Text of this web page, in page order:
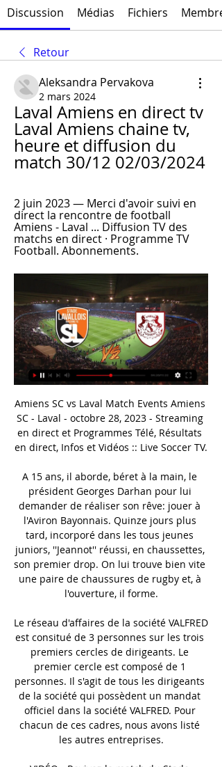
Discussion Médias Fichiers
Retour
Aleksandra Pervakova
2 mars 2024
Laval Amiens en direct tv
Laval Amiens chaine tv,
heure et diffusion du
match 30/12 02/03/2024
2 juin 2023 — Merci d'avoir suivi en
direct la rencontre de football
Amiens - Laval ... Diffusion TV des
matchs en direct · Programme TV
Football. Abonnements.
Amiens SC vs Laval Match Events Amiens SC - Laval - octobre 28, 2023 - Streaming en direct et Programmes Télé, Résultats en direct, Infos et Vidéos :: Live Soccer TV.

A 15 ans, il aborde, béret à la main, le président Georges Darhan pour lui demander de réaliser son rêve: jouer à l'Aviron Bayonnais. Quinze jours plus tard, incorporé dans les tous jeunes juniors, ''Jeannot'' réussi, en chaussettes, son premier drop. On lui trouve bien vite une paire de chaussures de rugby et, à l'ouverture, il forme.

Le réseau d'affaires de la société VALFRED est consitué de 3 personnes sur les trois premiers cercles de dirigeants. Le premier cercle est composé de 1 personnes. Il s'agit de tous les dirigeants de la société qui possèdent un mandat officiel dans la société VALFRED. Pour chacun de ces cadres, nous avons listé les autres entreprises.

VIDÉO - Revivez le match du Stade Lavallois contre Amiens VIDÉO - Revivez le match du Stade Lavallois contre Amiens dans les conditions du direct. Laval. De. Gildas Menguy. Samedi 31 décembre 2022 à 6 ...France Bleu · France Bleu Mayenne · 31 déc. 2022

Assuré du titre de champion de Pro D2, décroché l’an dernier par son voisin du Lyon OU, le FC Grenoble va retrouver l’élite du rugby français, après sept ans de purgatoire. Parti du Top 14 en 2004-2005. Les Grenoblois ont quitté l’élite au terme de la saison 2004-2005, la …

Pour regarder Arabie Saoudite U20 Panama U20 en streaming, il vous suffit de suivre le lien ci-dessous. Via celui-ci, nous vous donnons accès à notre page consacré à 100% à la Coupe du Monde U20 2019. Vous pourrez ainsi suivre cette rencontre en live gratuitement et légalement.

Taille-haie électrique très léger et silencieux avec lamier de 45 cm, idéal pour l’entretien des haies et des buissons. Protège-mains pour une vue optimisée sur la haie à tailler, frein de lame mécanique, lame à tranchant unilatéral, serre-câble verrouillable.

FAYAT BÂTIMENT COTE D’AZUR, agence de la Division FAYAT Bâtiment, est implantée à Nice (06) et intervient sur les Alpes-Maritimes. Tél. : 04 92 08 40 40 Email : batca@fayatbatiment.fayat.com FAYAT BÂTIMENT Côte d'Azur Immeuble space B 208 - 212 Boulevard du Mercantour 06204 NICE

Vous consultez actuellement la page : Statistique Go Round - Nasarawa United FC Statistiques des matchs de Go Round et Nasarawa United FC: afin de vous aider à parier nous affichons les derniers scores et les stats entre Go Round et Nasarawa United FC. Les cotes du match Go Round - Nasarawa United FC sont aussi disponibles selon le contexte.

Résultat Quevilly-Rouen Stade Lavallois en direct : retrouvez les statistiques de Quevilly-Rouen Stade Lavallois, match du 17 May 2019 et suivez le score en live !

Olympique Lyonnais & Zenit izle Olympique Lyonnais & Zenit karşılaşmasını naklen ve hd kalitede canlimaclarizle.com sitesinden izleyin. Olympique Lyonnais & Zenit karşılaşması maç saatinde sitemizden izlenebilir.

SalutBonjour.ca, votre rendez-vous quotidien pour découvrir des sujets liés au style de vie : Mode, Beauté, Maison, Passions, Mieux-être et Recettes. Retrouvez également toutes les …

L'article intitulé: Finale Division 1 de handball féminin : Metz vise le doublé, Brest tente le "come-back" parfait est apparu , sur le journal en ligne France3 où chaque jour vous pouvez trouver les dernières nouvelles de la zone géographique relative à Bretagne.

Résultats des matchs en direct de l'équipe de football Dragon de Yaounde, scores, buts, calendrier Dragon de Yaounde résultats et calendrier Accueil En Cours Résultats Mes Matchs Equipes Compétitions

Live Laval - Amiens la 27e journée de Ligue 2 BKT 2023 Ce match aura lieu le samedi 2 mars 2024 à 19:00. Retrouvez les stats, les compositions, les buts et les buteurs pour suivre le score en direct. N'hésitez pas à ...

Voir l’article pour en savoir plus.. Référence Buro est un fournisseur de sièges ergonomiques afin d'apporter des solutions professionnelles pour prévenir des problèmes de santé en entreprise.

Football, France: résultats en direct de Amiens Laval – Amiens SC : Olivier Frapolli privé de sept joueurs ! 29.02.2024 09 vidéo ou d'un article à votre attention). Afficher les illustrations. Liste des ...

La saison de clubs s’achève samedi avec les finales de la Ligue des champions féminine et masculine à Berlin. Chez les hommes, la finale est un remake de celle de 2018 entre les Italiens de Lube Civitanova et les Russes du Zénith Kazan, quadruples tenants du titre, emmenés par un Earvin Ngapeth qui rêve d’un premier sacre européen.

Moderne kamer met privéterras & privébadkamer op de 2de verdieping. 1 extra kamer mogelijk vanaf 3 personen. Indien u met 2 personen komt en u elk een aparte kamer wenst, dient u voor 3 personen te reserveren. Openbaar vervoer vlakbij. Gratis parking in onze straat of op de parking van het Cultureel Centrum om de hoek.

Borne de Caf de l'Aveyron: elle vous permet de consulter le catalogue des prestations, d’imprimer les formulaires, d’effectuer une simulation logement, d’effectuer la saisie d'une demande d'allocation logement étudiant, d’obtenir une attestation de paiement, d’accéder à votre dossier. .

Suivez le match Azerbaïdjan U-21-Géorgie U-21 en direct 10/09/2019. Ne ratez pas ce match de Euro U21 en direct, sinon, suivez les résultats, score buts après match Azerbaïdjan U-21-Géorgie U-21.

Vous consultez actuellement la page : MSV Duisbourg - Greuther Fürth Suivez le match MSV Duisbourg - Greuther Fürth en direct (résumé, score et buts). Le résultat de ce match de coupe (foot allemand) entre MSV Duisbourg et SpVgg Greuther Fürth (Spielvereinigung Greuther Fürth) est à suivre en live à …

SPORTING DU PAYS DE CHARLEROI vs. KRC. GENK Stade Pays de Charleroi Bld. Zoé Drion,19, 6000 Charleroi dinsdag, 17 september - 21:00. Red. ROYAL EXCEL MOUSCRON. KRC. GENK vs. ROYAL EXCEL MOUSCRON Luminus Arena Stadionplein 4, 3600 Genk.

16es de finale : AS Saint-Etienne – Dijon FCO (3-6) : le résumé, Coupe de France I FFF 2019 32 675 vues FFF - 24 janvier 2019 - Football Coupe de France

Connectez le fil rouge à votre cosse + à l'aide des vis et écrous fournis en n'oubliant pas de mettre la gaine thermo-rétractable. Rétracter la gaine à l'aide d'un sèche cheveux ou simplement d'un briquet. Faites de même pour le fil noir à votre cosse -. Branchez le connecteur et la batterie est opérationnelle. Pas besoin de la recharger.

ALLEZ LE FCN - FC Nantes/Stade de Reims. Iff56 En ligne Posté le 11 Aou 2018 à 18h21 . Pilou a dit :. En ligne Posté le 11 Aou 2018 à 19h28 . Prochaine rencontre 18/08/2018 DIJON FCO - FC NANTES. Palois Hors ligne Posté le 11 Aou 2018 à 19h57.

Laval - Amiens SC : Sur quelle chaine, à quelle heure il y a 6 heures — Laval - Amiens SC est retransmis à la télévision sur Prime Video à partir de 19:00. OneFootball Videos. Laval - Amiens SC est à suivre sur le direct Ligue 2 à ...

Championnat - 25 novembre 2017 Laurent Mazure 0 commentaire. Domino’s Ligue 2 – Suivez Le Havre-Lens en direct sur MaLigue2.fr. Ce samedi après-midi, Le Havre (7e, 25 points), reçoit le RC Lens (17e, 14 points) dans le cadre de la 16e journée de Domino’s Ligue 2.

Situé au centre du Vieux Toulouse à « La Cour des Consuls Hôtel & Spa », le charmant restaurant le Cénacle, niché au cœur d’une ancienne demeure familiale du 18ème siècle, offre une cuisine gastronomique d’une grande finesse.

Amiens Laval chaine tv, heure et diffusion du match 28/10 ... direct à la télévision ? Chaine, heure et date de la diffusion TV du match de foot Amiens - Laval en direct. Ce match de Ligue 2 sera retransmis en live le ...

Que vous ayez envie de vous échapper de Clermont-Ferrand et partir quelques jours en vacances avec votre famille, aller rendre visite à vos amis de Le Havre le temps d'un week-end, ou faire un voyage d'affaires à Le Havre dans le cadre votre travail, vous pouvez compter sur eDreams pour vous aider à trouver les vols les moins chers.

Composition Laval - Amiens, Ligue 2, 27ème journée, match il y a 6 heures — Retrouvez les temps forts et le résultat du match Laval - Amiens en direct. La chaine RMC Sport. Comment s'abonner ? RMC Sport 100% digital · Voir la Ligue ...

Après les deux matchs au Haras, les Ducs d’Angers et les Rapaces de Gap comptent 1 victoire chacun. Lors du premier acte, les Ducs avaient idéalement lancé leur quart de finale des playoffs en ouvrant rapidement le score. Seulement, Gap a ensuite poussé durant toute la rencontre et a inscrit 4 buts lors du deuxième et troisième tiers.

L'Hebdo, 1889, 1990. 2 brochures (66 et 98 pages), couvertures illustrées par Exem. Respectivement 52 et. 64 idées de weekends originaux, abondamment illustrées de photographies en noir et en couleurs. Le second fait avec la collaboration de Swissair, qui propose un concours (double page) et qui insère un publicité (double page itou).

Numbeo établit une liste de pays classés en fonction du coût de la vie, et une personne qui gagnerait 40 000 $ par an pourrait avoir un train de vie princier dans plusieurs d’entre eux.

Toutefois les bénéficiaires de cette phase pilote (les Hôpitaux Généraux de Port-Bouet et Daoukro et les Centres Hospitaliers Régionaux de Yamoussoukro, d’Abengourou et de San-Pedro) ont manifesté le besoin d’équiper chaque district sanitaire de Côte d’Ivoire avec la technologie télé-Echo.

Amiens SC - Laval : À quelle heure, sur quelle chaîne ? 2 juin 2023 — Ce match s'annonce passionnant entre les deux formations et il sera à suivre en direct à la télévision, avec une diffusion sur la chaîne Prime ...

Anglet gagne enfin après onze défaites de rang. Et cette victoire tombe au meilleur moment face à un adversaire direct, c'est Mulhouse qui tombe à la Barre ( 5-2 ). Les Scorpions ont pourtant mené par deux fois durant cette partie mais ont systématiquement été rejoints avant que l'Hormadi ne prenne un avantage décisif en fin de deuxième tiers par l'intermédiaire de Yanick Riendeau (3-2, 38"24).

La diffusion des rapports d'audit interne aux États Membres et aux donateurs admissi